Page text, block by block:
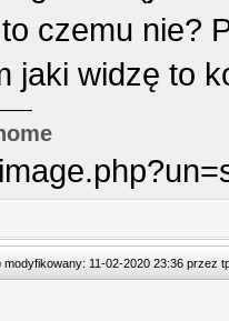
czemu nie?
jaki widzę to
modyfikowany: 11-02-2020 23:36 przez